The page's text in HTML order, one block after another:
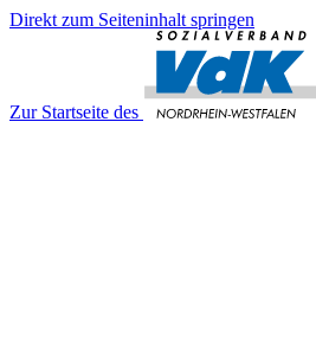
Direkt zum Seiteninhalt springen
Zur Startseite des